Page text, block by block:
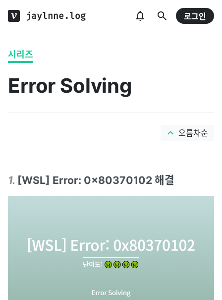
jaylnne.log 로그인
시리즈
Error Solving
오름차순
1. [WSL] Error: 0x80370102 해결